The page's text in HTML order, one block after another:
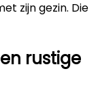
zijn gezin. Die
rustige